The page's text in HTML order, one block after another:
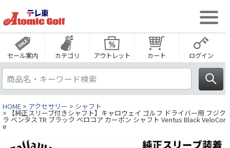
セール案内 カテゴリ アウトレット カート ログイン
HOME アクセサリー シャフト
【純正スリーブ付きシャフト】キャロウェイ ゴルフ ドライバー用 フジク
ラ ベンタス TR ブラック ベロコア カーボン シャフト Ventus Black VeloCor
e